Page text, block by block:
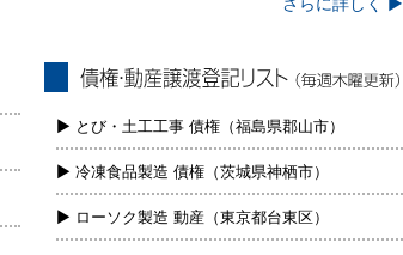
新）
▶ とび・土工工事 債権（福島県郡山市）
▶ 冷凍食品製造 債権（茨城県神栖市）
▶ ローソク製造 動産（東京都台東区）